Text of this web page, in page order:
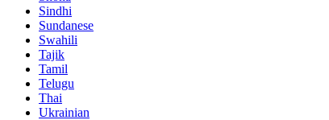
Sindhi
Sundanese
Swahili
Tajik
Tamil
Telugu
Thai
Ukrainian